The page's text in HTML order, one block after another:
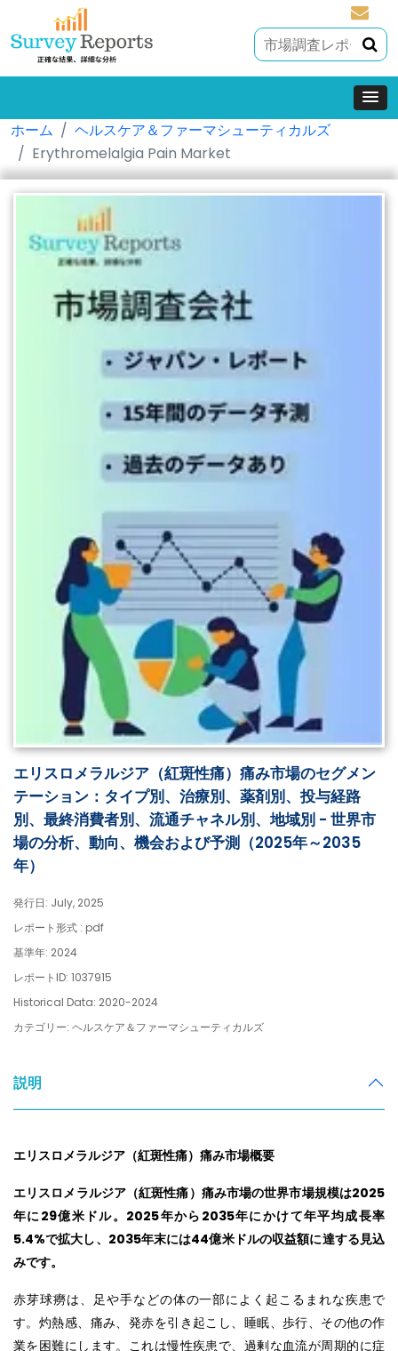
ホーム
ヘルスケア＆ファーマシューティカルズ
Erythromelalgia Pain Market
エリスロメラルジア（紅斑性痛）痛み市場のセグメン
テーション：タイプ別、治療別、薬剤別、投与経路
別、最終消費者別、流通チャネル別、地域別 - 世界市
場の分析、動向、機会および予測（2025年～2035
年）
発行日: July, 2025
レポート形式 : pdf
基準年: 2024
レポートID: 1037915
Historical Data: 2020-2024
カテゴリー: ヘルスケア＆ファーマシューティカルズ
説明
エリスロメラルジア（紅斑性痛）痛み市場概要
エリスロメラルジア（紅斑性痛）痛み市場の世界市場規模は2025
年に29億米ドル。2025年から2035年にかけて年平均成長率
5.4%で拡大し、2035年末には44億米ドルの収益額に達する見込
みです。
赤芽球癆は、足や手などの体の一部によく起こるまれな疾患で
す。灼熱感、痛み、発赤を引き起こし、睡眠、歩行、その他の作
業を困難にします。これは慢性疾患で、過剰な血流が周期的に症